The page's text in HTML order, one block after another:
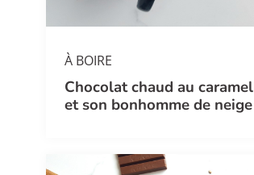
À BOIRE
Chocolat chaud au caramel
et son bonhomme de neige